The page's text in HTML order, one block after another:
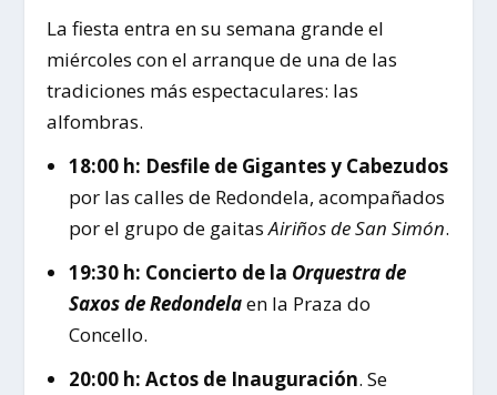
La fiesta entra en su semana grande el
miércoles con el arranque de una de las
tradiciones más espectaculares: las
alfombras.
18:00 h: Desfile de Gigantes y Cabezudos
por las calles de Redondela, acompañados
por el grupo de gaitasAiriños de San Simón.
19:30 h: Concierto de la Orquestra de
Saxos de Redondelaen la Praza do
Concello.
20:00 h: Actos de Inauguración. Se